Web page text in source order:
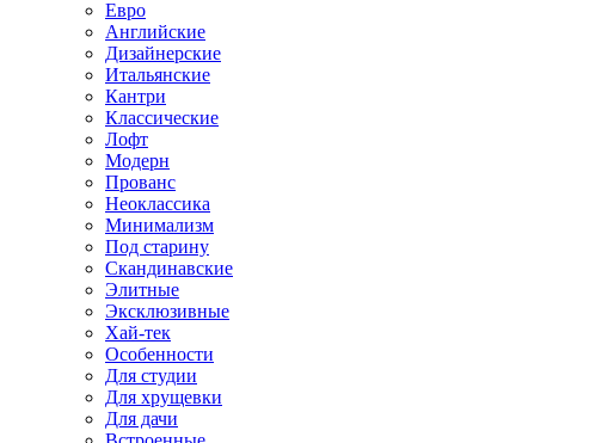
Евро
Английские
Дизайнерские
Итальянские
Кантри
Классические
Лофт
Модерн
Прованс
Неоклассика
Минимализм
Под старину
Скандинавские
Элитные
Эксклюзивные
Хай-тек
Особенности
Для студии
Для хрущевки
Для дачи